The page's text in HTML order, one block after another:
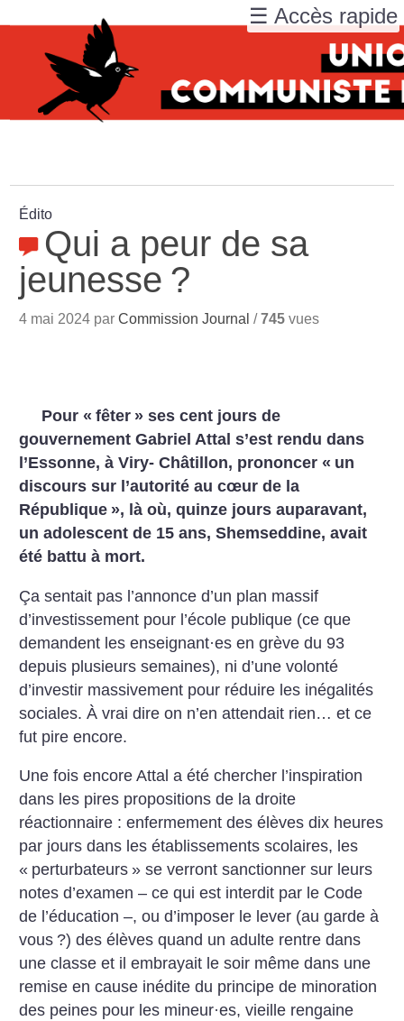
Édito
Qui a peur de sa
jeunesse ?
4 mai 2024 parCommission Journal /745 vues
Pour « fêter » ses cent jours de
gouvernement Gabriel Attal s’est rendu dans
l’Essonne, à Viry- Châtillon, prononcer « un
discours sur l’autorité au cœur de la
République », là où, quinze jours auparavant,
un adolescent de 15 ans, Shemseddine, avait
été battu à mort.
Ça sentait pas l’annonce d’un plan massif
d’investissement pour l’école publique (ce que
demandent les enseignant·es en grève du 93
depuis plusieurs semaines), ni d’une volonté
d’investir massivement pour réduire les inégalités
sociales. À vrai dire on n’en attendait rien… et ce
fut pire encore.
Une fois encore Attal a été chercher l’inspiration
dans les pires propositions de la droite
réactionnaire : enfermement des élèves dix heures
par jours dans les établissements scolaires, les
« perturbateurs » se verront sanctionner sur leurs
notes d’examen – ce qui est interdit par le Code
de l’éducation –, ou d’imposer le lever (au garde à
vous ?) des élèves quand un adulte rentre dans
une classe et il embrayait le soir même dans une
remise en cause inédite du principe de minoration
des peines pour les mineur·es, vieille rengaine
☰ Accès rapide